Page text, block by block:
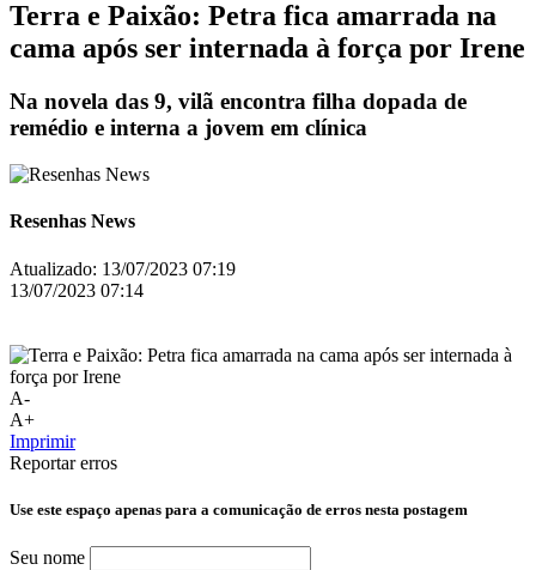
Terra e Paixão: Petra fica amarrada na
cama após ser internada à força por Irene
Na novela das 9, vilã encontra filha dopada de
remédio e interna a jovem em clínica
Resenhas News
Atualizado: 13/07/2023 07:19
13/07/2023 07:14
A-
A+
Imprimir
Reportar erros
Use este espaço apenas para a comunicação de erros nesta postagem
Seu nome